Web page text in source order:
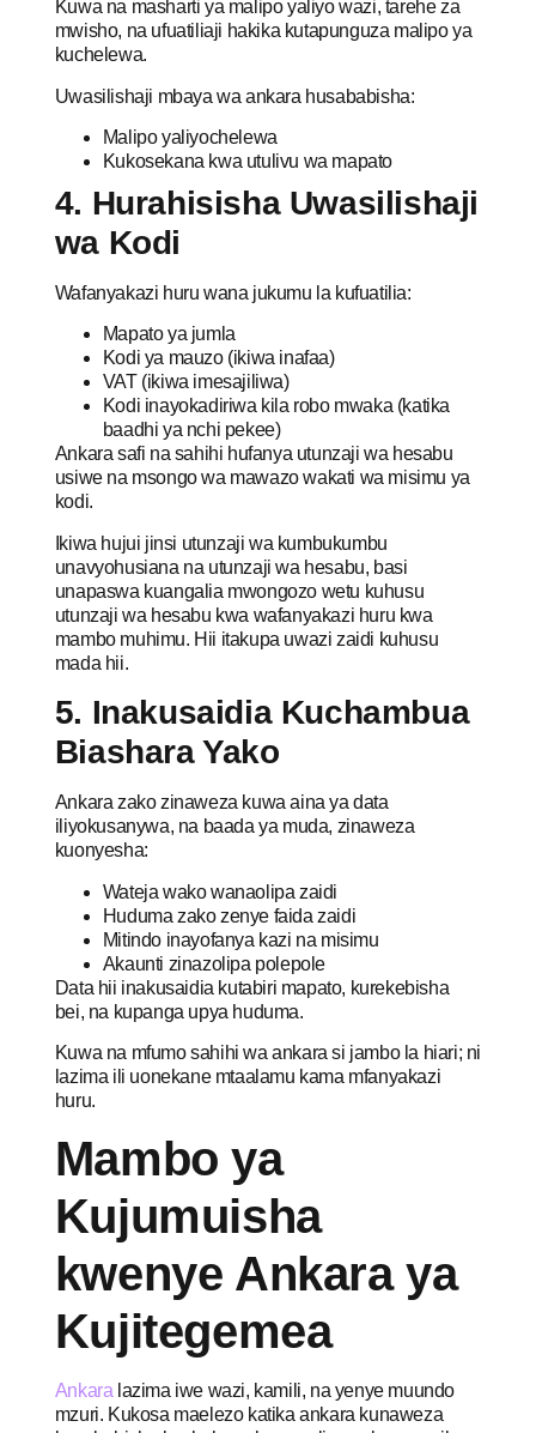
Kuwa na masharti ya malipo yaliyo wazi, tarehe za
mwisho, na ufuatiliaji hakika kutapunguza malipo ya
kuchelewa.
Uwasilishaji mbaya wa ankara husababisha:
Malipo yaliyochelewa
Kukosekana kwa utulivu wa mapato
4. Hurahisisha Uwasilishaji
wa Kodi
Wafanyakazi huru wana jukumu la kufuatilia:
Mapato ya jumla
Kodi ya mauzo (ikiwa inafaa)
VAT (ikiwa imesajiliwa)
Kodi inayokadiriwa kila robo mwaka (katika
baadhi ya nchi pekee)
Ankara safi na sahihi hufanya utunzaji wa hesabu
usiwe na msongo wa mawazo wakati wa misimu ya
kodi.
Ikiwa hujui jinsi utunzaji wa kumbukumbu
unavyohusiana na utunzaji wa hesabu, basi
unapaswa kuangalia mwongozo wetu kuhusu
utunzaji wa hesabu kwa wafanyakazi huru kwa
mambo muhimu. Hii itakupa uwazi zaidi kuhusu
mada hii.
5. Inakusaidia Kuchambua
Biashara Yako
Ankara zako zinaweza kuwa aina ya data
iliyokusanywa, na baada ya muda, zinaweza
kuonyesha:
Wateja wako wanaolipa zaidi
Huduma zako zenye faida zaidi
Mitindo inayofanya kazi na misimu
Akaunti zinazolipa polepole
Data hii inakusaidia kutabiri mapato, kurekebisha
bei, na kupanga upya huduma.
Kuwa na mfumo sahihi wa ankara si jambo la hiari; ni
lazima ili uonekane mtaalamu kama mfanyakazi
huru.
Mambo ya
Kujumuisha
kwenye Ankara ya
Kujitegemea
Ankara lazima iwe wazi, kamili, na yenye muundo
mzuri. Kukosa maelezo katika ankara kunaweza